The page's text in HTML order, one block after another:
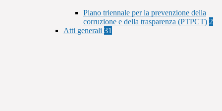
Piano triennale per la prevenzione della
corruzione e della trasparenza (PTPCT) 2
Atti generali 31